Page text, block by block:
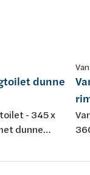
dunne
- 345 x
dunne